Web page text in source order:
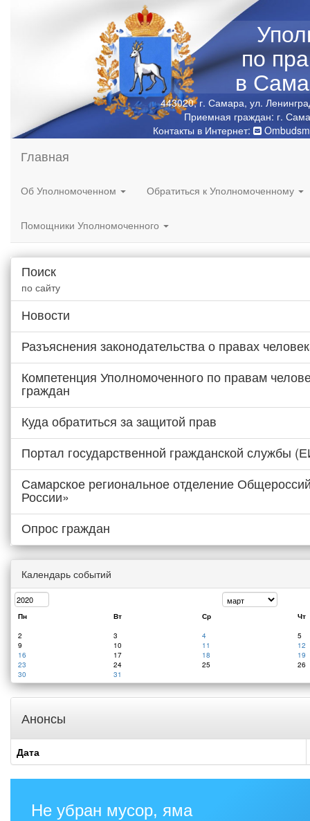
по
в
443020, г. Самара, ул.
Приемная граждан: г.
Контакты в Интернет:
Главная
Об Уполномоченном Обратиться к Уполномоченному
Помощники Уполномоченного
Поиск
по сайту
Новости
Разъяснения законодательства о правах
Компетенция Уполномоченного по правам
граждан
Куда обратиться за защитой прав
Портал государственной гражданской службы
Самарское региональное отделение
России»
Опрос граждан
Календарь событий
Пн Вт Ср
Чт
2
3 4
5
9
10 11
12
16
17 18
19
23
24 25
26
30
31
Анонсы
Дата
Не убран мусор, яма